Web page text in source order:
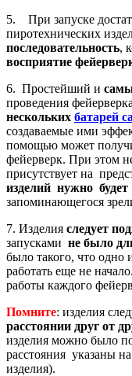
5. При запуске
пиротехнических
последовательность,
восприятие
6. Простейший и
проведения
нескольких батарей
создаваемые ими
помощью может
фейерверк. При этом
присутствует на
изделий нужно будет
запоминающегося
7. Изделия следует
запусками не было
было такого, что одно
работать еще не
работы каждого
Помните: изделия
расстоянии друг от
изделия можно было
расстояния указаны
изделия).